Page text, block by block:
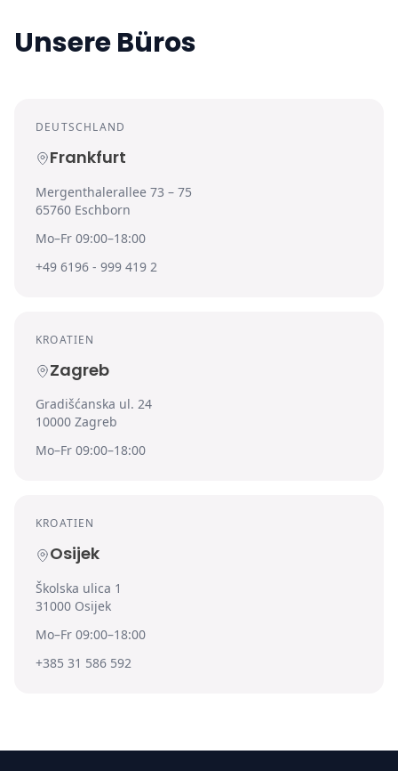
Unsere Büros
DEUTSCHLAND
Frankfurt
Mergenthalerallee 73 – 75
65760 Eschborn
Mo–Fr 09:00–18:00
+49 6196 - 999 419 2
KROATIEN
Zagreb
Gradišćanska ul. 24
10000 Zagreb
Mo–Fr 09:00–18:00
KROATIEN
Osijek
Školska ulica 1
31000 Osijek
Mo–Fr 09:00–18:00
+385 31 586 592